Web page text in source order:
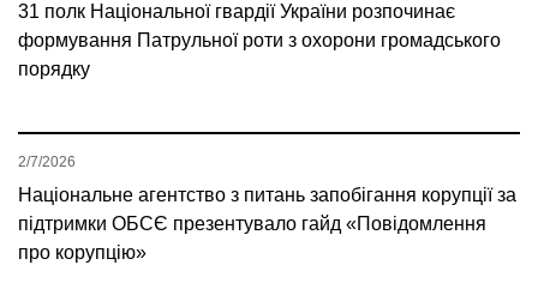
31 полк Національної гвардії України розпочинає
формування Патрульної роти з охорони громадського
порядку
Національне агентство з питань запобігання корупції за
підтримки ОБСЄ презентувало гайд «Повідомлення
про корупцію»
2/7/2026